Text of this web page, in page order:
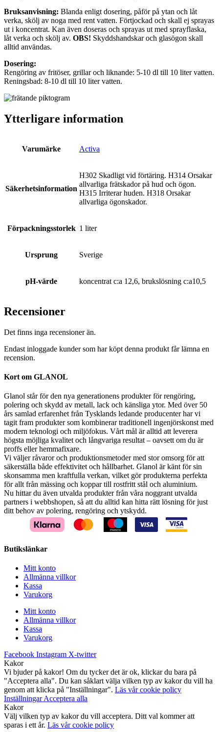
Bruksanvisning: Blanda enligt dosering, påför på ytan och låt
verka, skölj av noga med rent vatten. Förtjockad och skall ej sprayas
ut i koncentrat. Kan även doseras och sprayas ut med sprayflaska,
låt verka och skölj av. OBS! Skyddshandskar och glasögon skall
alltid användas.
Dosering:
Rengöring av fritöser, grillar och liknande: 5-10 dl till 10 liter vatten.
Reningsbad: 8-10 dl till 10 liter vatten.
Ytterligare information
Varumärke Activa
Säkerhetsinformation
H302 Skadligt vid förtäring. H314 Orsakar
allvarliga frätskador på hud och ögon.
H315 Irriterar huden. H318 Orsakar
allvarliga ögonskador.
Förpackningsstorlek 1 liter
Ursprung Sverige
pH-värde koncentrat c:a 12,6, brukslösning c:a10,5
Recensioner
Det finns inga recensioner än.
Endast inloggade kunder som har köpt denna produkt får lämna en
recension.
Kort om GLANOL
Glanol står för den nya generationens produkter för rengöring,
polering och skydd av metall, lack och känsliga ytor. Med över 50
års samlad erfarenhet från Tysklands ledande producenter har vi
tagit fram produkter som kombinerar traditionell ingenjörskonst med
modern teknologi och miljöfokus. Vårt mål är alltid att leverera
högsta möjliga kvalitet och långvariga resultat – oavsett om du är
proffs eller hemmafixare.
Vi väljer råvaror och produktionsmetoder med stor omsorg för att
säkerställa både effektivitet och hållbarhet. Glanol är känt för sin
skonsamma men kraftfulla verkan, vilket gör produkterna perfekta
för allt från mässing och koppar till rostfritt stål och aluminium.
Nu hittar du även utvalda produkter från våra noggrant utvalda
partners i webbshopen, så att du alltid kan hitta rätt lösning för just
ditt behov av polering, rengöring och ytskydd.
Butikslänkar
Mitt konto
Allmänna villkor
Kassa
Varukorg
Mitt konto
Allmänna villkor
Kassa
Varukorg
Facebook Instagram X-twitter
Kakor
Vi bjuder på kakor! Om du tycker det är ok, klickar du bara på
"Acceptera alla". Du kan såklart välja vilken typ av kakor du vill ha
genom att klicka på "Inställningar". Läs vår cookie policy
InställningarAcceptera alla
Kakor
Välj vilken typ av kakor du vill acceptera. Ditt val kommer att
sparas i ett år. Läs vår cookie policy